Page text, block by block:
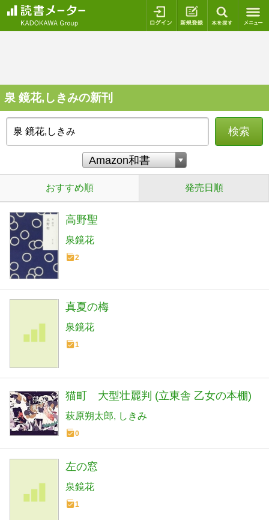
ログイン 新規登録
泉 鏡花,しきみの新刊
検索
おすすめ順 発売日順
高野聖
泉鏡花
2
真夏の梅
泉鏡花
1
猫町 大型壮麗判 (立東舎 乙女の本棚)
萩原朔太郎 しきみ
0
左の窓
泉鏡花
1